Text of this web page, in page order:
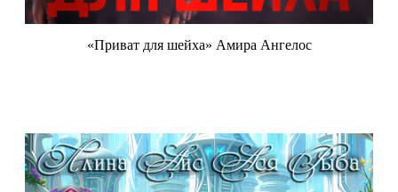
«Приват для шейха» Амира Ангелос